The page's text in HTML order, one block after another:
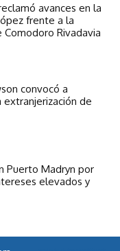
avances en la
frente a la
Comodoro Rivadavia
convocó a
extranjerización de
Puerto Madryn por
elevados y